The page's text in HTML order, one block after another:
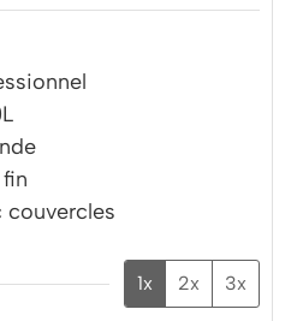
couvercles
1x 2x 3x